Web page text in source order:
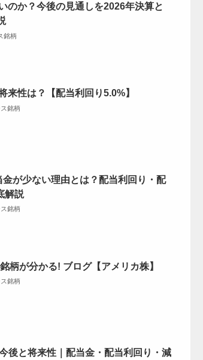
のか？今後の見通しを2026年決算と
銘柄
来性は？【配当利回り5.0%】
銘柄
が少ない理由とは？配当利回り・配
解説
銘柄
柄が分かる! ブログ【アメリカ株】
銘柄
後と将来性｜配当金・配当利回り・減